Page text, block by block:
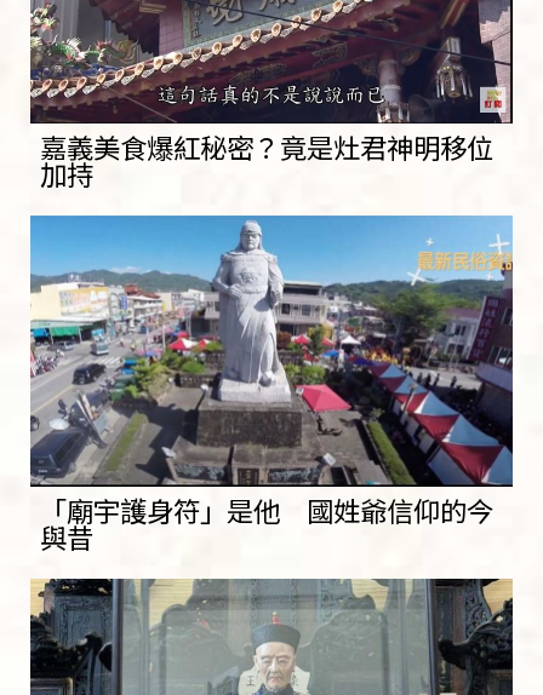
嘉義美食爆紅秘密？竟是灶君神明移位
加持
「廟宇護身符」是他 國姓爺信仰的今
與昔